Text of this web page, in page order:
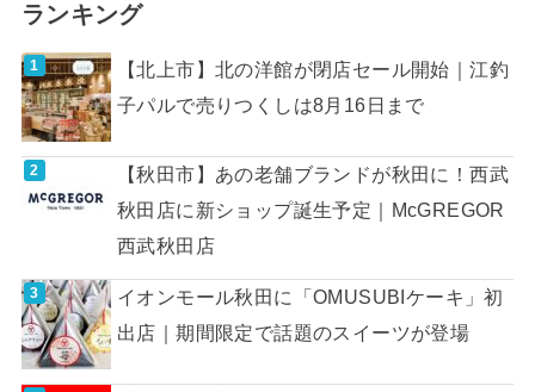
ランキング
【北上市】北の洋館が閉店セール開始｜江釣
子パルで売りつくしは8月16日まで
【秋田市】あの老舗ブランドが秋田に！西武
秋田店に新ショップ誕生予定｜McGREGOR
西武秋田店
イオンモール秋田に「OMUSUBIケーキ」初
出店｜期間限定で話題のスイーツが登場